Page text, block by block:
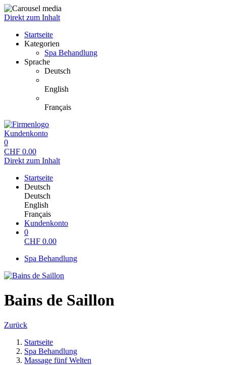
Direkt zum Inhalt
Startseite
Kategorien
Spa Behandlung
Sprache
Deutsch
English
Français
Kundenkonto
0
CHF 0.00
Direkt zum Inhalt
Startseite
Deutsch
Deutsch
English
Français
Kundenkonto
0
CHF 0.00
Spa Behandlung
Bains de Saillon
Zurück
Startseite
Spa Behandlung
Massage fünf Welten